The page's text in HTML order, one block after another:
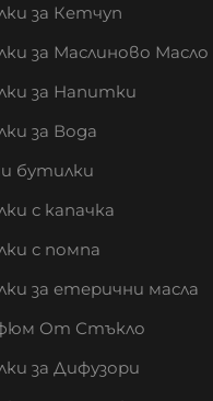
за Кетчуп
за Маслиново Масло
за Напитки
за Вода
бутилки
с капачка
с помпа
за етерични масла
От Стъкло
за Дифузори